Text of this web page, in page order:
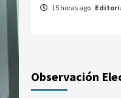
15 horas ago
Observación